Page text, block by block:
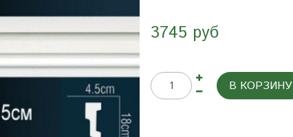
3745 руб
В КОРЗИНУ